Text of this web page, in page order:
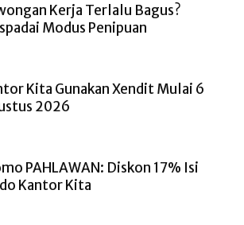
Kerja Terlalu Bagus?
Modus Penipuan
Kita Gunakan Xendit Mulai 6
2026
PAHLAWAN: Diskon 17% Isi
Kantor Kita